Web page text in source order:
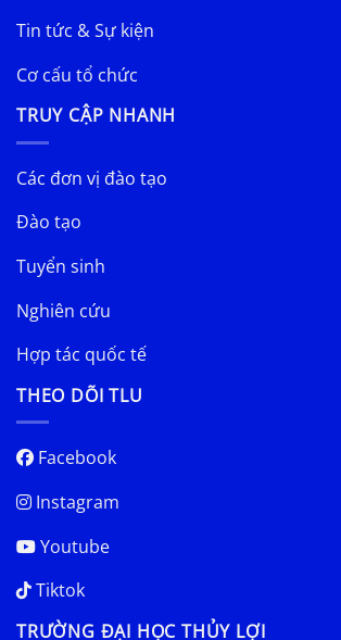
Tin tức & Sự kiện
Cơ cấu tổ chức
TRUY CẬP NHANH
Các đơn vị đào tạo
Đào tạo
Tuyển sinh
Nghiên cứu
Hợp tác quốc tế
THEO DÕI TLU
Facebook
Instagram
Youtube
Tiktok
TRƯỜNG ĐẠI HỌC THỦY LỢI